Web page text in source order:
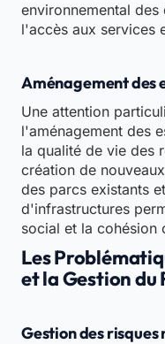
environnemental
l'accès aux services
Aménagement des
Une attention
l'aménagement des
la qualité de vie des
création de
des parcs existants
d'infrastructures
social et la cohésion
Les
et la Gestion du
Gestion des risques